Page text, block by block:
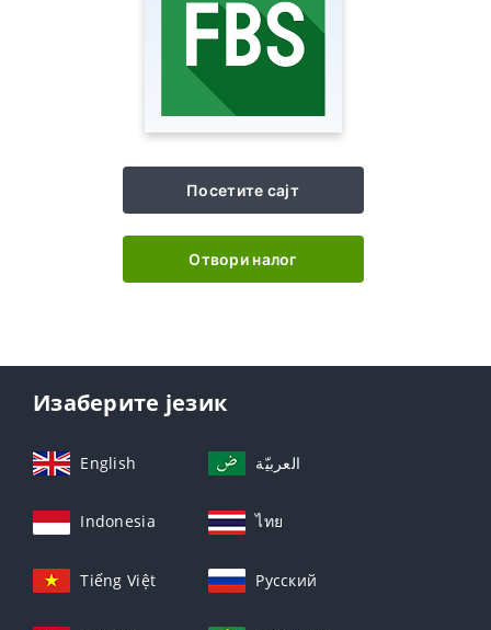
Посетите сајт
Отвори налог
Изаберите језик
English العربيّة
Indonesia ไทย
Tiếng Việt Русский